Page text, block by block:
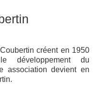
créent en 1950
développement du
association devient en